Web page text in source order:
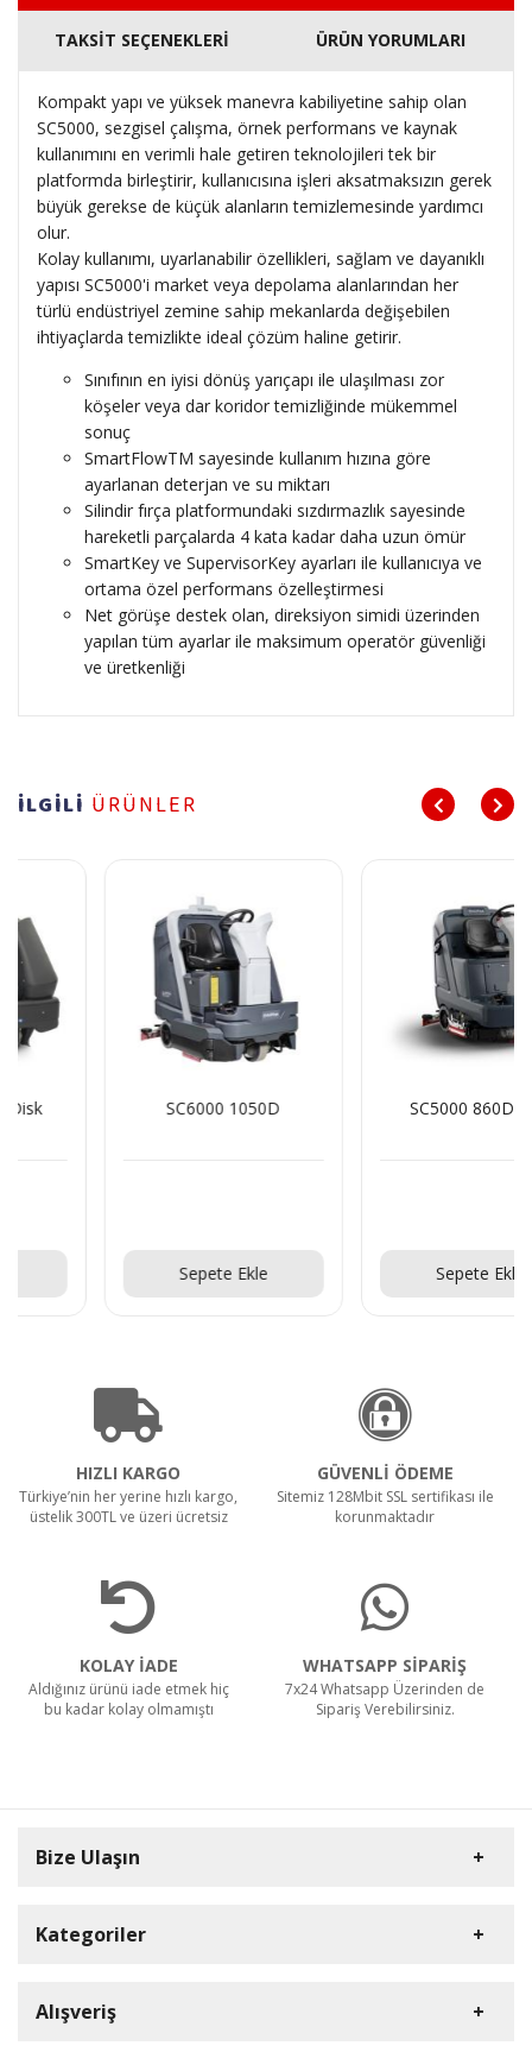
TAKSİT SEÇENEKLERİ ÜRÜN YORUMLARI
Kompakt yapı ve yüksek manevra kabiliyetine sahip olan
SC5000, sezgisel çalışma, örnek performans ve kaynak
kullanımını en verimli hale getiren teknolojileri tek bir
platformda birleştirir, kullanıcısına işleri aksatmaksızın gerek
büyük gerekse de küçük alanların temizlemesinde yardımcı
olur.
Kolay kullanımı, uyarlanabilir özellikleri, sağlam ve dayanıklı
yapısı SC5000'i market veya depolama alanlarından her
türlü endüstriyel zemine sahip mekanlarda değişebilen
ihtiyaçlarda temizlikte ideal çözüm haline getirir.
Sınıfının en iyisi dönüş yarıçapı ile ulaşılması zor
köşeler veya dar koridor temizliğinde mükemmel
sonuç
SmartFlowTM sayesinde kullanım hızına göre
ayarlanan deterjan ve su miktarı
Silindir fırça platformundaki sızdırmazlık sayesinde
hareketli parçalarda 4 kata kadar daha uzun ömür
SmartKey ve SupervisorKey ayarları ile kullanıcıya ve
ortama özel performans özelleştirmesi
Net görüşe destek olan, direksiyon simidi üzerinden
yapılan tüm ayarlar ile maksimum operatör güvenliği
ve üretkenliği
İLGİLİ ÜRÜNLER
SC6000 1050D
Sepete Ekle
SC5000 860D PKG
Sepete Ekle
HIZLI KARGO
Türkiye’nin her yerine hızlı kargo,
üstelik 300TL ve üzeri ücretsiz
GÜVENLİ ÖDEME
Sitemiz 128Mbit SSL sertifikası ile
korunmaktadır
KOLAY İADE
Aldığınız ürünü iade etmek hiç
bu kadar kolay olmamıştı
WHATSAPP SİPARİŞ
7x24 Whatsapp Üzerinden de
Sipariş Verebilirsiniz.
Bize Ulaşın
Kategoriler
Rulopak
Alışveriş